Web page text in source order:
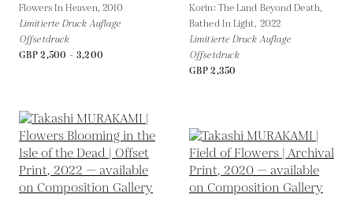
Flowers In Heaven, 2010
Limitierte Druck Auflage
Offsetdruck
GBP 2,500 - 3,200
Korin: The Land Beyond Death,
Bathed In Light, 2022
Limitierte Druck Auflage
Offsetdruck
GBP 2,350